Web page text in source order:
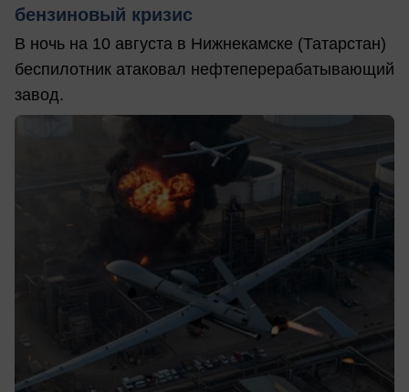
бензиновый кризис
В ночь на 10 августа в Нижнекамске (Татарстан)
беспилотник атаковал нефтеперерабатывающий
завод.